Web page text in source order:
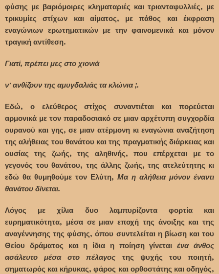
φύσης με βαριόμοιρες κληματαριές και τριανταφυλλιές, με
τρικυμίες στίχων και αίματος, με πάθος και έκφραση
εναγώνιων ερωτηματικών με την φαινομενικά και μόνον
τραγική αντίθεση.
Γιατί, πρέπει μες στο χιονιά
ν' ανθίζουν της αμυγδαλιάς τα κλώνια ;.
Εδώ, ο ελεύθερος στίχος συναντιέται και πορεύεται
αρμονικά με τον παραδοσιακό σε μιαν αρχέτυπη συγχορδία
ουρανού και γης, σε μιαν ατέρμονη κι εναγώνια αναζήτηση
της αλήθειας του θανάτου και της πραγματικής διάρκειας και
ουσίας της ζωής, της αληθινής, που επέρχεται με το
γεγονός του θανάτου, της άλλης ζωής, της ατελεύτητης κι
εδώ θα θυμηθούμε τον Ελύτη, Μα η αλήθεια μόνον έναντι
θανάτου δίνεται.
Λόγος με χίλια δυο λαμπυρίζοντα φορτία και
ευρηματικότητα, μέσα σε μιαν εποχή της άνοιξης και της
αναγέννησης της φύσης, όπου συντελείται η βίωση και του
Θείου δράματος και η ίδια η ποίηση γίνεταιένα άνθος
ασάλευτο μέσα στο πέλαγος της ψυχής του ποιητή,
σηματωρός και κήρυκας, φάρος και ορθοστάτης και οδηγός,